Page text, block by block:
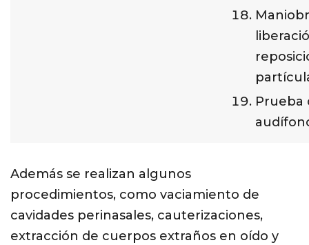
Prueba
Además se realizan algunos
procedimientos, como vaciamiento de
cavidades perinasales, cauterizaciones,
extracción de cuerpos extraños en oído y